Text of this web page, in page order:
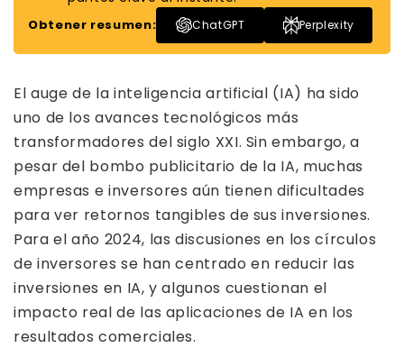
Obtener resumen: ChatGPT Perplexity
El auge de la inteligencia artificial (IA) ha sido
uno de los avances tecnológicos más
transformadores del siglo XXI. Sin embargo, a
pesar del bombo publicitario de la IA, muchas
empresas e inversores aún tienen dificultades
para ver retornos tangibles de sus inversiones.
Para el año 2024, las discusiones en los círculos
de inversores se han centrado en reducir las
inversiones en IA, y algunos cuestionan el
impacto real de las aplicaciones de IA en los
resultados comerciales.